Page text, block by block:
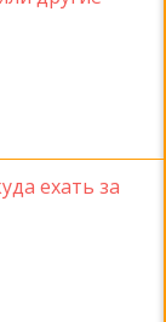
ехать за